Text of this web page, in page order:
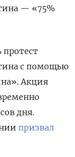
— «75%
с помощью
Акция
дня.
призвал